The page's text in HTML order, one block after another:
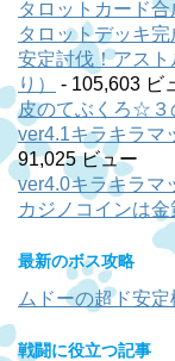
タロットカード合
タロットデッキ完
安定討伐！アス
り）
- 105,603 ビ
皮のてぶくろ☆３
ver4.1キラキラマ
91,025 ビュー
ver4.0キラキラマ
カジノコインは金
最新のボス攻略
ムドーの超ド安
戦闘に役立つ記事